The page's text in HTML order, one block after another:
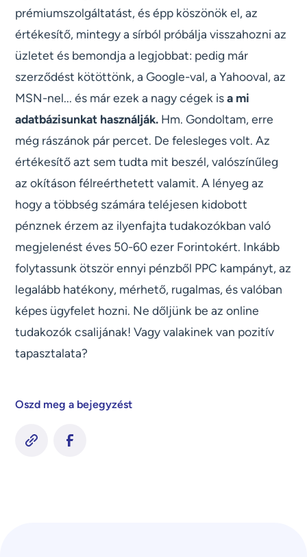
prémiumszolgáltatást, és épp köszönök el, az
értékesítő, mintegy a sírból próbálja visszahozni az
üzletet és bemondja a legjobbat: pedig már
szerződést kötöttönk, a Google-val, a Yahooval, az
MSN-nel... és már ezek a nagy cégek isa mi
adatbázisunkat használják. Hm. Gondoltam, erre
még rászánok pár percet. De felesleges volt. Az
értékesítő azt sem tudta mit beszél, valószínűleg
az okításon félreérthetett valamit. A lényeg az
hogy a többség számára teléjesen kidobott
pénznek érzem az ilyenfajta tudakozókban való
megjelenést éves 50-60 ezer Forintokért. Inkább
folytassunk ötször ennyi pénzből PPC kampányt, az
legalább hatékony, mérhető, rugalmas, és valóban
képes ügyfelet hozni. Ne dőljünk be az online
tudakozók csalijának! Vagy valakinek van pozitív
tapasztalata?
Oszd meg a bejegyzést